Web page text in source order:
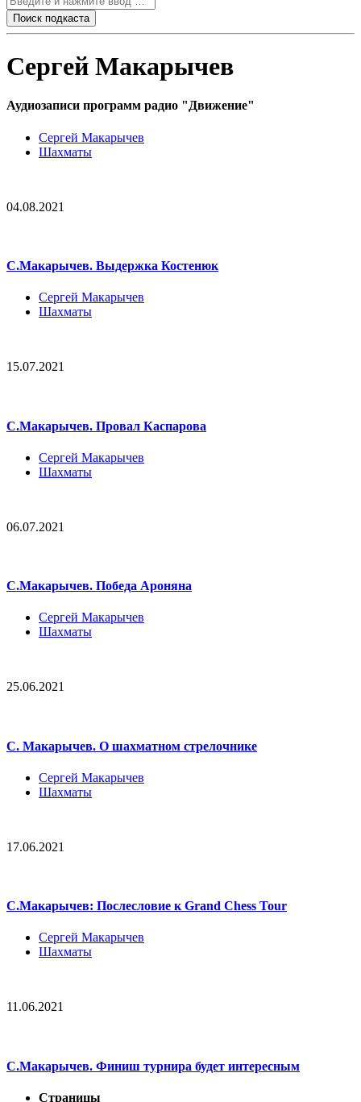
Сергей Макарычев
Аудиозаписи программ радио "Движение"
Сергей Макарычев
Шахматы
04.08.2021
С.Макарычев. Выдержка Костенюк
Сергей Макарычев
Шахматы
15.07.2021
С.Макарычев. Провал Каспарова
Сергей Макарычев
Шахматы
06.07.2021
С.Макарычев. Победа Ароняна
Сергей Макарычев
Шахматы
25.06.2021
С. Макарычев. О шахматном стрелочнике
Сергей Макарычев
Шахматы
17.06.2021
С.Макарычев: Послесловие к Grand Chess Tour
Сергей Макарычев
Шахматы
11.06.2021
С.Макарычев. Финиш турнира будет интересным
Страницы